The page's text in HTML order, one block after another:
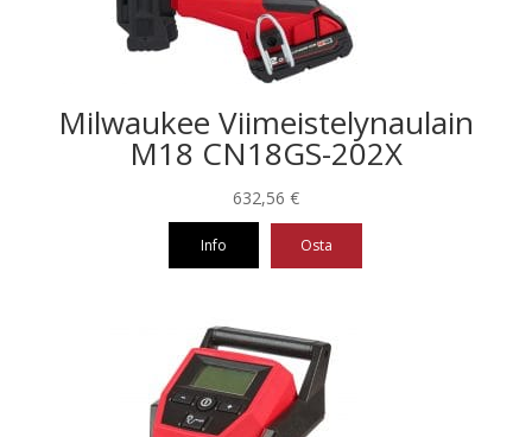
Milwaukee Viimeistelynaulain
M18 CN18GS-202X
632,56 €
Info Osta